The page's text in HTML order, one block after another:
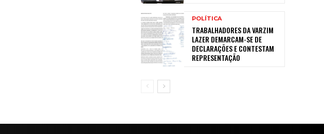
POLÍTICA
TRABALHADORES DA VARZIM
LAZER DEMARCAM-SE DE
DECLARAÇÕES E CONTESTAM
REPRESENTAÇÃO